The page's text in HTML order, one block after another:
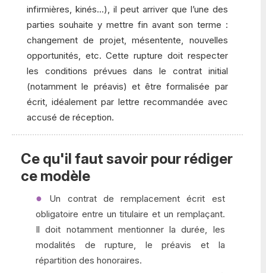
infirmières, kinés...), il peut arriver que l’une des
parties souhaite y mettre fin avant son terme :
changement de projet, mésentente, nouvelles
opportunités, etc. Cette rupture doit respecter
les conditions prévues dans le contrat initial
(notamment le préavis) et être formalisée par
écrit, idéalement par lettre recommandée avec
accusé de réception.
Ce qu'il faut savoir pour rédiger
ce modèle
Un contrat de remplacement écrit est
obligatoire entre un titulaire et un remplaçant.
Il doit notamment mentionner la durée, les
modalités de rupture, le préavis et la
répartition des honoraires.